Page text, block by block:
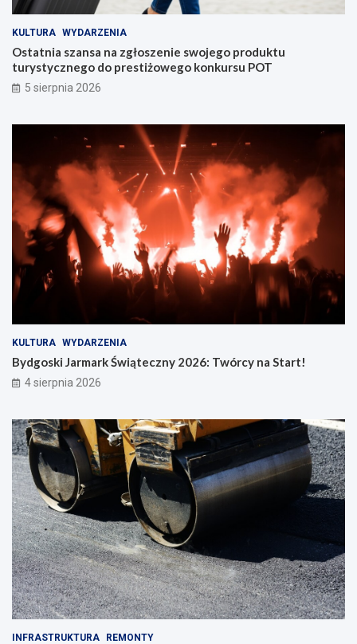
KULTURA WYDARZENIA
Ostatnia szansa na zgłoszenie swojego produktu
turystycznego do prestiżowego konkursu POT
5 sierpnia 2026
KULTURA WYDARZENIA
Bydgoski Jarmark Świąteczny 2026: Twórcy na Start!
4 sierpnia 2026
INFRASTRUKTURA REMONTY